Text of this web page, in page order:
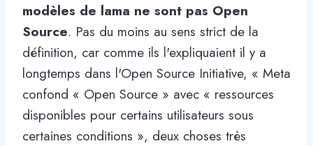
modèles de lama ne sont pas Open
Source. Pas du moins au sens strict de la
définition, car comme ils l'expliquaient il y a
longtemps dans l'Open Source Initiative, « Meta
confond « Open Source » avec « ressources
disponibles pour certains utilisateurs sous
certaines conditions », deux choses très